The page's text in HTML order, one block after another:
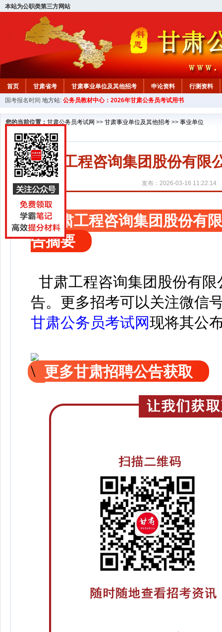
本站为公职类第三方网站
首页 甘肃省考 甘肃事业单位及其他招考 申论资料
行测资料
国考报名时间 地方站: 公务员教材中心：2026年甘肃公务员考试用书
您的当前位置： 甘肃公务员考试网 >> 甘肃事业单位及其他招考 >> 事业单位
甘肃工程咨询集团股份有限
发布：2026-03-16 11:22:14
甘肃工程咨询集团股份有
告摘要
甘肃工程咨询集团股份有
告。 更多招考可以关注微信
甘肃公务员考试网现将其公
更多甘肃招聘公告获取